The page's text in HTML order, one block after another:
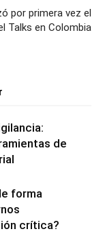
por primera vez el
Talks en Colombia
de
forma
crítica?